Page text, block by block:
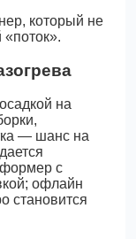
который не
на
— шанс на
с
офлайн
становится